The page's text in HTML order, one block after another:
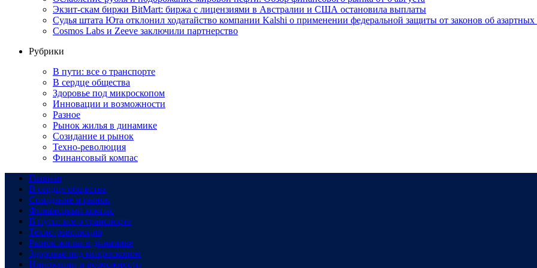
Экзит-скам биржи BitMart: биржа с лицензиями в Австралии и США остановила выплаты
Судья штата Юта отклонил ходатайство компании Kalshi о применении федеральной защиты от законов об азартных
Cosmos Labs и Zeeve заключили партнерство
Рубрики
В пути: все о транспорте
В сердце общества
Здоровье под микроскопом
Инновации и возможности
Разное
Рынок жилья в динамике
Созидание и рынок
Техно-революция
Финансовый компас
Главная
В сердце общества
Созидание и рынок
Финансовый компас
В пути: все о транспорте
Техно-революция
Рынок жилья в динамике
Здоровье под микроскопом
Инновации и возможности